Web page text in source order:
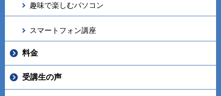
趣味で楽しむパソコン
スマートフォン講座
料金
受講生の声